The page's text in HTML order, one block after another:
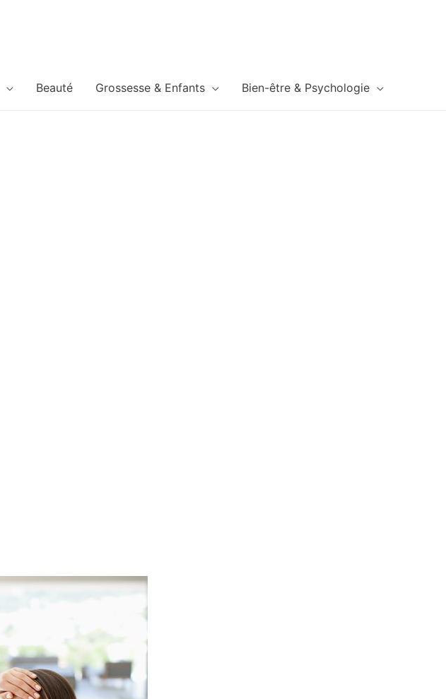
Beauté Grossesse & Enfants Bien-être & Psychologie